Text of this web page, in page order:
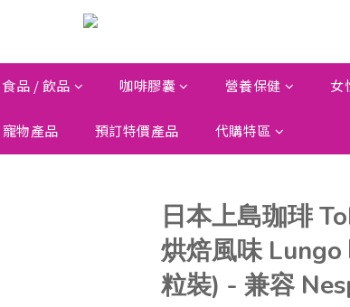
食品 / 飲品 咖啡膠囊 營養保健 女
寵物產品 預訂特價產品 代購特區
日本上島珈琲
烘焙風味
粒裝) - 兼容